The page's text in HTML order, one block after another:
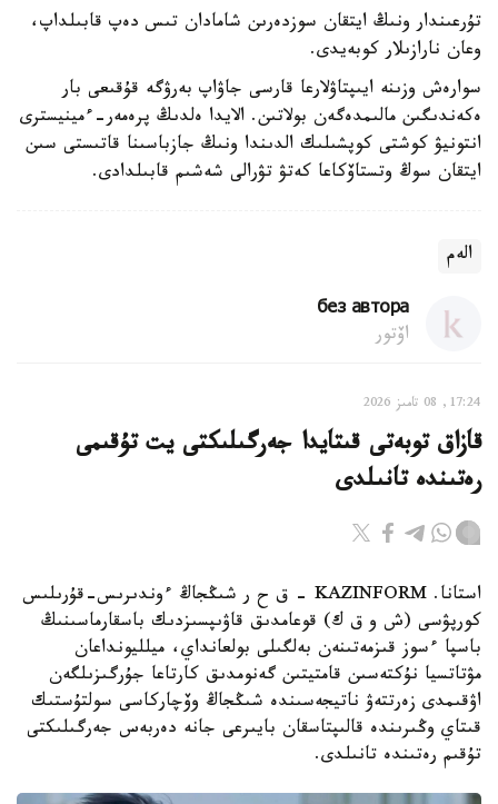
تۇرعىندار ونىڭ ايتقان سوزدەرىن شامادان تىس دەپ قابىلداپ،
وعان نارازىلار كوبەيدى.
سوارەش وزىنە ايىپتاۋلارعا قارسى جاۋاپ بەرۋگە قۇقىعى بار
ەكەندىگىن مالىمدەگەن بولاتىن. الايدا ەلدىڭ پرەمەر-ءمينيسترى
انتونيۋ كوشتى كوپشىلىك الدىندا ونىڭ جازباسىنا قاتىستى سىن
ايتقان سوڭ وتستاۆكاعا كەتۋ تۋرالى شەشىم قابىلدادى.
الەم
без автора
اۆتور
17:24, 08 تامىز 2026
قازاق توبەتى قىتايدا جەرگىلىكتى يت تۇقىمى
رەتىندە تانىلدى
استانا. KAZINFORM – ق ح ر شىڭجاڭ ءوندىرىس-قۇرىلىس
كورپۋسى (ش و ق ك) قوعامدىق قاۋىپسىزدىك باسقارماسىنىڭ
باسپا ءسوز قىزمەتىنەن بەلگىلى بولعانداي، ميلليونداعان
مۋتاتسيا نۇكتەسىن قامتيتىن گەنومدىق كارتاعا جۇرگىزىلگەن
اۋقىمدى زەرتتەۋ ناتيجەسىندە شىڭجاڭ وۆچاركاسى سولتۇستىك
قىتاي وڭىرىندە قالىپتاسقان بايىرعى جانە دەربەس جەرگىلىكتى
تۇقىم رەتىندە تانىلدى.